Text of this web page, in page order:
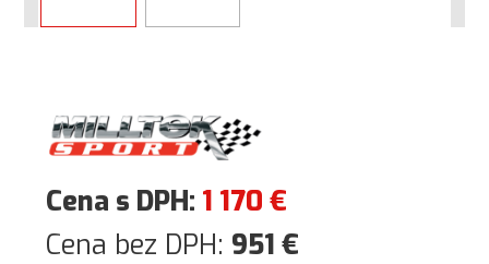
Cena s DPH: 1 170€
Cena bez DPH: 951€